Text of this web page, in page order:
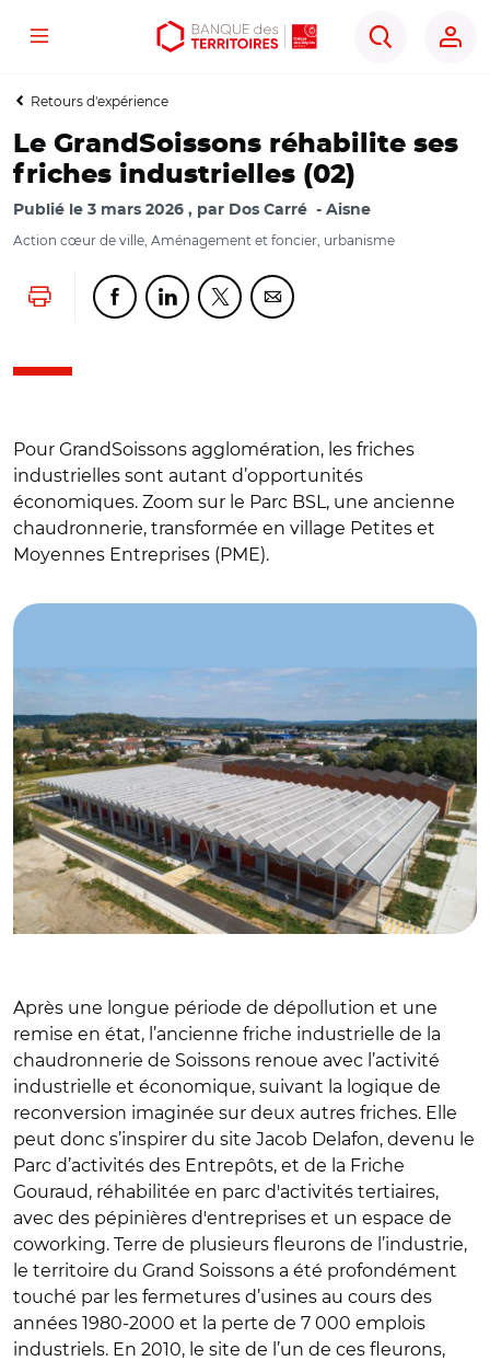
Aller
contenu
Aller
menu
Ouvrir
outils
Menu
Rechercher
Retours d'expérience
Le GrandSoissons réhabilite ses
friches industrielles (02)
Publié le 3 mars 2026 par Dos Carré Aisne
Action cœur de ville, Aménagement et foncier, urbanisme
Lancer l'impressionPartager cette page sur Facebook
Partager cette page sur Linkedin
Partager cette page sur Twitter
Partager cette page sur
Pour GrandSoissons agglomération, les friches
industrielles sont autant d’opportunités
économiques. Zoom sur le Parc BSL, une ancienne
chaudronnerie, transformée en village Petites et
Moyennes Entreprises (PME).
Après une longue période de dépollution et une
remise en état, l’ancienne friche industrielle de la
chaudronnerie de Soissons renoue avec l’activité
industrielle et économique, suivant la logique de
reconversion imaginée sur deux autres friches. Elle
peut donc s’inspirer du site Jacob Delafon, devenu le
Parc d’activités des Entrepôts, et de la Friche
Gouraud, réhabilitée en parc d'activités tertiaires,
avec des pépinières d'entreprises et un espace de
coworking. Terre de plusieurs fleurons de l’industrie,
le territoire du Grand Soissons a été profondément
touché par les fermetures d’usines au cours des
années 1980-2000 et la perte de 7 000 emplois
industriels. En 2010, le site de l’un de ces fleurons,